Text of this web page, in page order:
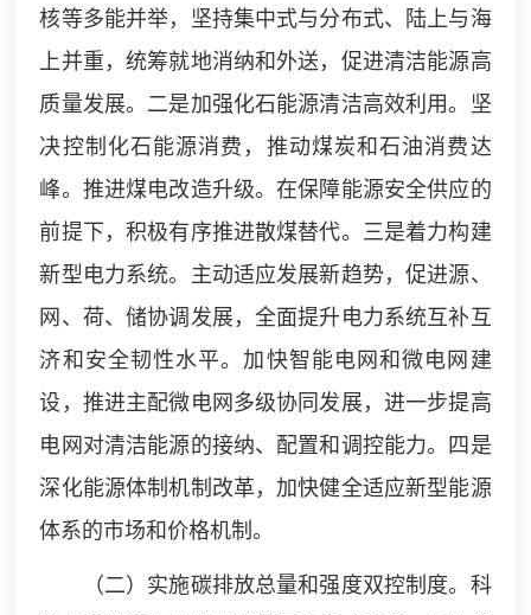
核等多能并举，坚持集中式与分布式、陆上与海
上并重，统筹就地消纳和外送，促进清洁能源高
质量发展。二是加强化石能源清洁高效利用。坚
决控制化石能源消费，推动煤炭和石油消费达
峰。推进煤电改造升级。在保障能源安全供应的
前提下，积极有序推进散煤替代。三是着力构建
新型电力系统。主动适应发展新趋势，促进源、
网、荷、储协调发展，全面提升电力系统互补互
济和安全韧性水平。加快智能电网和微电网建
设，推进主配微电网多级协同发展，进一步提高
电网对清洁能源的接纳、配置和调控能力。四是
深化能源体制机制改革，加快健全适应新型能源
体系的市场和价格机制。
（二）实施碳排放总量和强度双控制度。科